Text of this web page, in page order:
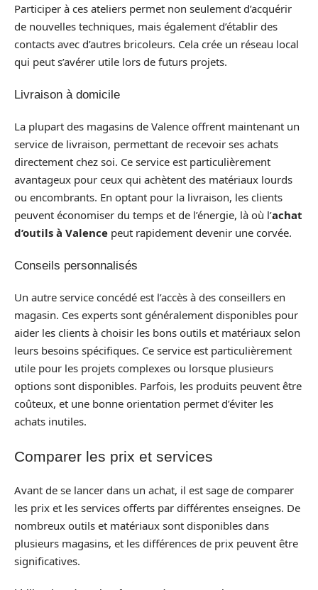
Participer à ces ateliers permet non seulement d’acquérir
de nouvelles techniques, mais également d’établir des
contacts avec d’autres bricoleurs. Cela crée un réseau local
qui peut s’avérer utile lors de futurs projets.
Livraison à domicile
La plupart des magasins de Valence offrent maintenant un
service de livraison, permettant de recevoir ses achats
directement chez soi. Ce service est particulièrement
avantageux pour ceux qui achètent des matériaux lourds
ou encombrants. En optant pour la livraison, les clients
peuvent économiser du temps et de l’énergie, là où l’achat
d’outils à Valence peut rapidement devenir une corvée.
Conseils personnalisés
Un autre service concédé est l’accès à des conseillers en
magasin. Ces experts sont généralement disponibles pour
aider les clients à choisir les bons outils et matériaux selon
leurs besoins spécifiques. Ce service est particulièrement
utile pour les projets complexes ou lorsque plusieurs
options sont disponibles. Parfois, les produits peuvent être
coûteux, et une bonne orientation permet d’éviter les
achats inutiles.
Comparer les prix et services
Avant de se lancer dans un achat, il est sage de comparer
les prix et les services offerts par différentes enseignes. De
nombreux outils et matériaux sont disponibles dans
plusieurs magasins, et les différences de prix peuvent être
significatives.